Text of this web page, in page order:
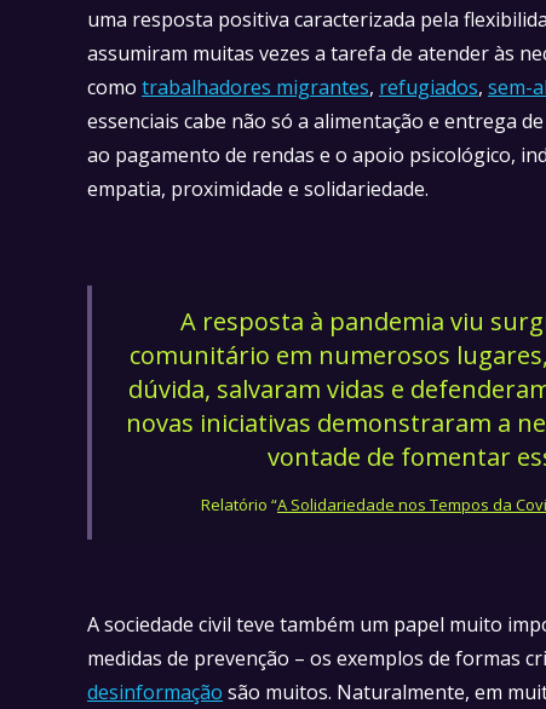
uma resposta positiva caracterizada pela
assumiram muitas vezes a tarefa de atender às
como trabalhadores migrantes, refugiados, sem-
essenciais cabe não só a alimentação e entrega
ao pagamento de rendas e o apoio psicológico,
empatia, proximidade e solidariedade.
A resposta à pandemia viu
comunitário em numerosos
dúvida, salvaram vidas e
novas iniciativas demonstraram a
vontade de fomentar
Relatório “A Solidariedade nos Tempos da
A sociedade civil teve também um papel muito
medidas de prevenção – os exemplos de formas
desinformação são muitos. Naturalmente, em